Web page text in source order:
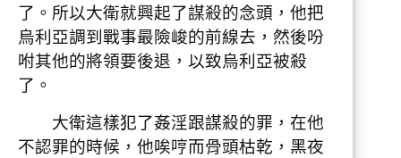
了。所以大衛就興起了謀殺的念頭，他把
烏利亞調到戰事最險峻的前線去，然後吩
咐其他的將領要後退，以致烏利亞被殺
了。
大衛這樣犯了姦淫跟謀殺的罪，在他
不認罪的時候，他唉哼而骨頭枯乾，黑夜